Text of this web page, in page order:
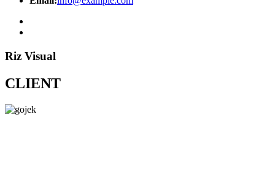
Riz Visual
CLIENT